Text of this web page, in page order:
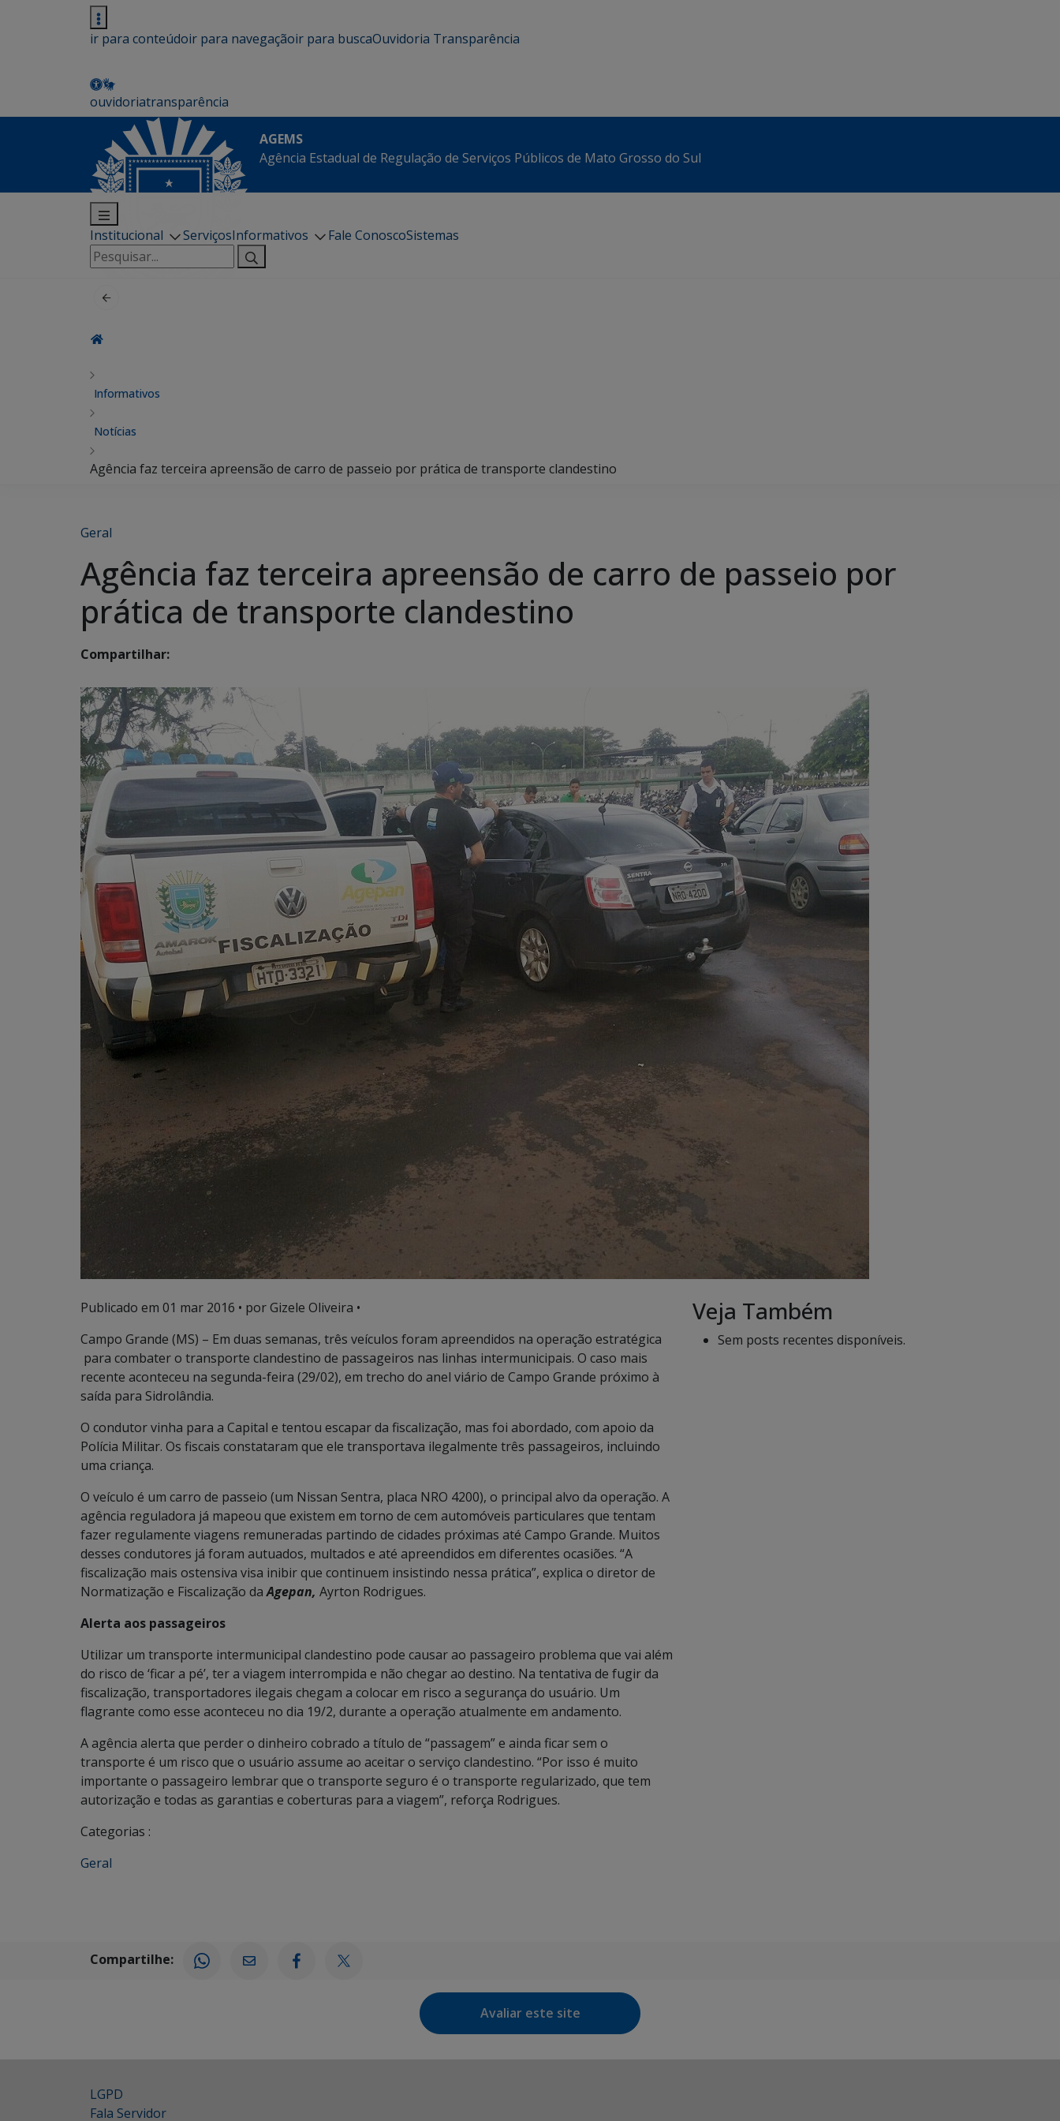
ir para conteúdoir para navegaçãoir para buscaOuvidoria Transparência
ouvidoriatransparência
AGEMS
Agência Estadual de Regulação de Serviços Públicos de Mato Grosso do Sul
Institucional ServiçosInformativos Fale ConoscoSistemas
Pesquisar
por:
Informativos
Notícias
Agência faz terceira apreensão de carro de passeio por prática de transporte clandestino
Geral
Agência faz terceira apreensão de carro de passeio por
prática de transporte clandestino
Compartilhar:
Publicado em 01 mar 2016 • por Gizele Oliveira •
Campo Grande (MS) – Em duas semanas, três veículos foram apreendidos na operação estratégica
para combater o transporte clandestino de passageiros nas linhas intermunicipais. O caso mais
recente aconteceu na segunda-feira (29/02), em trecho do anel viário de Campo Grande próximo à
saída para Sidrolândia.
O condutor vinha para a Capital e tentou escapar da fiscalização, mas foi abordado, com apoio da
Polícia Militar. Os fiscais constataram que ele transportava ilegalmente três passageiros, incluindo
uma criança.
O veículo é um carro de passeio (um Nissan Sentra, placa NRO 4200), o principal alvo da operação. A
agência reguladora já mapeou que existem em torno de cem automóveis particulares que tentam
fazer regulamente viagens remuneradas partindo de cidades próximas até Campo Grande. Muitos
desses condutores já foram autuados, multados e até apreendidos em diferentes ocasiões. “A
fiscalização mais ostensiva visa inibir que continuem insistindo nessa prática”, explica o diretor de
Normatização e Fiscalização daAgepan, Ayrton Rodrigues.
Alerta aos passageiros
Utilizar um transporte intermunicipal clandestino pode causar ao passageiro problema que vai além
do risco de ‘ficar a pé’, ter a viagem interrompida e não chegar ao destino. Na tentativa de fugir da
fiscalização, transportadores ilegais chegam a colocar em risco a segurança do usuário. Um
flagrante como esse aconteceu no dia 19/2, durante a operação atualmente em andamento.
A agência alerta que perder o dinheiro cobrado a título de “passagem” e ainda ficar sem o
transporte é um risco que o usuário assume ao aceitar o serviço clandestino. “Por isso é muito
importante o passageiro lembrar que o transporte seguro é o transporte regularizado, que tem
autorização e todas as garantias e coberturas para a viagem”, reforça Rodrigues.
Categorias :
Geral
Veja Também
Sem posts recentes disponíveis.
Compartilhe:
Avaliar este site
LGPD
Fala Servidor